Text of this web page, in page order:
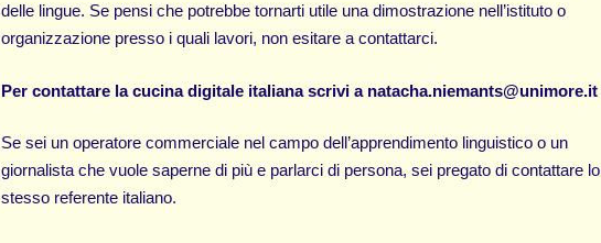
delle lingue. Se pensi che potrebbe tornarti utile una dimostrazione nell’istituto o
organizzazione presso i quali lavori, non esitare a contattarci.
Per contattare la cucina digitale italiana scrivi a natacha.niemants@unimore.it
Se sei un operatore commerciale nel campo dell’apprendimento linguistico o un
giornalista che vuole saperne di più e parlarci di persona, sei pregato di contattare lo
stesso referente italiano.